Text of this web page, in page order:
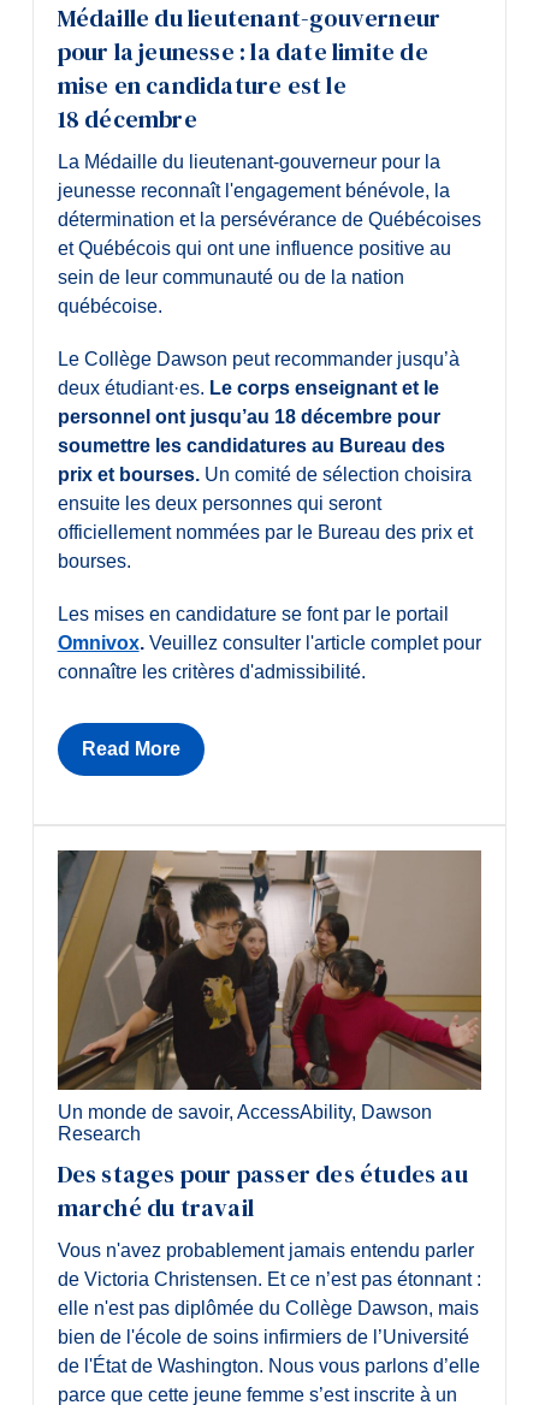
Médaille du lieutenant-gouverneur
pour la jeunesse : la date limite de
mise en candidature est le
18 décembre
La Médaille du lieutenant-gouverneur pour la
jeunesse reconnaît l'engagement bénévole, la
détermination et la persévérance de Québécoises
et Québécois qui ont une influence positive au
sein de leur communauté ou de la nation
québécoise.
Le Collège Dawson peut recommander jusqu’à
deux étudiant·es. Le corps enseignant et le
personnel ont jusqu’au 18 décembre pour
soumettre les candidatures au Bureau des
prix et bourses. Un comité de sélection choisira
ensuite les deux personnes qui seront
officiellement nommées par le Bureau des prix et
bourses.
Les mises en candidature se font par le portail
Omnivox. Veuillez consulter l'article complet pour
connaître les critères d'admissibilité.
Read More
Un monde de savoir, AccessAbility, Dawson
Research
Des stages pour passer des études au
marché du travail
Vous n'avez probablement jamais entendu parler
de Victoria Christensen. Et ce n’est pas étonnant :
elle n'est pas diplômée du Collège Dawson, mais
bien de l'école de soins infirmiers de l’Université
de l'État de Washington. Nous vous parlons d’elle
parce que cette jeune femme s’est inscrite à un